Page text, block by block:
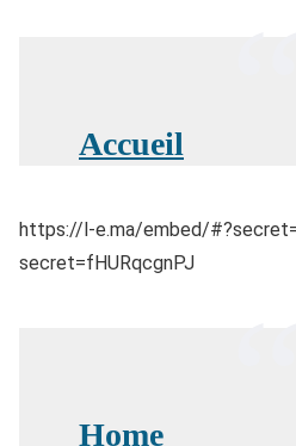
Accueil
https://l-e.ma/embed/
secret=fHURqcgnPJ
Home